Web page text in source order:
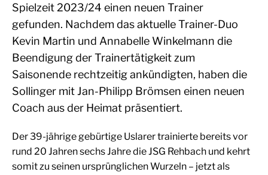
Spielzeit 2023/24 einen neuen Trainer
gefunden. Nachdem das aktuelle Trainer-Duo
Kevin Martin und Annabelle Winkelmann die
Beendigung der Trainertätigkeit zum
Saisonende rechtzeitig ankündigten, haben die
Sollinger mit Jan-Philipp Brömsen einen neuen
Coach aus der Heimat präsentiert.
Der 39-jährige gebürtige Uslarer trainierte bereits vor
rund 20 Jahren sechs Jahre die JSG Rehbach und kehrt
somit zu seinen ursprünglichen Wurzeln – jetzt als